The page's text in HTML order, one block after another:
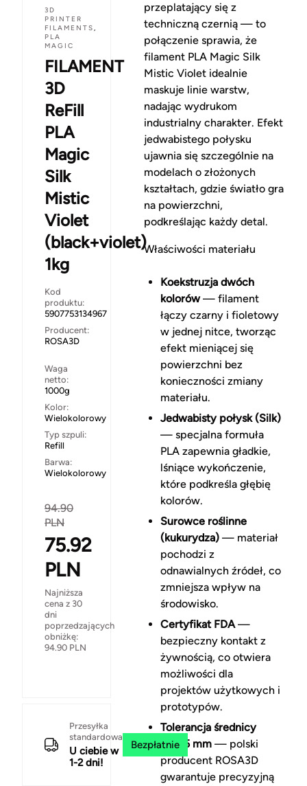
3D
PRINTER
FILAMENTS,
PLA
MAGIC
FILAMENT
3D
ReFill
PLA
Magic
Silk
Mistic
Violet
(black+violet)
1kg
Kod
produktu:
5907753134967
Producent:
ROSA3D
Waga
netto:
1000g
Kolor:
Wielokolorowy
Typ szpuli:
Refill
Barwa:
Wielokolorowy
94.90
PLN
75.92
PLN
Najniższa
cena z 30
dni
poprzedzających
obniżkę:
94.90 PLN
Przesyłka
standardowa
U ciebie w
1-2 dni!
Bezpłatnie
przeplatający się z
techniczną czernią — to
połączenie sprawia, że
filament PLA Magic Silk
Mistic Violet idealnie
maskuje linie warstw,
nadając wydrukom
industrialny charakter. Efekt
jedwabistego połysku
ujawnia się szczególnie na
modelach o złożonych
kształtach, gdzie światło gra
na powierzchni,
podkreślając każdy detal.
Właściwości materiału
Koekstruzja dwóch
kolorów— filament
łączy czarny i fioletowy
w jednej nitce, tworząc
efekt mieniącej się
powierzchni bez
konieczności zmiany
materiału.
Jedwabisty połysk (Silk)
— specjalna formuła
PLA zapewnia gładkie,
lśniące wykończenie,
które podkreśla głębię
kolorów.
Surowce roślinne
(kukurydza)— materiał
pochodzi z
odnawialnych źródeł, co
zmniejsza wpływ na
środowisko.
Certyfikat FDA—
bezpieczny kontakt z
żywnością, co otwiera
możliwości dla
projektów użytkowych i
prototypów.
Tolerancja średnicy
±0,05 mm— polski
producent ROSA3D
gwarantuje precyzyjną